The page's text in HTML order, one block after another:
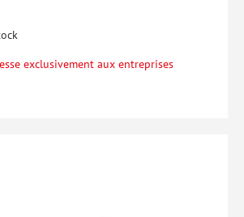
exclusivement aux entreprises